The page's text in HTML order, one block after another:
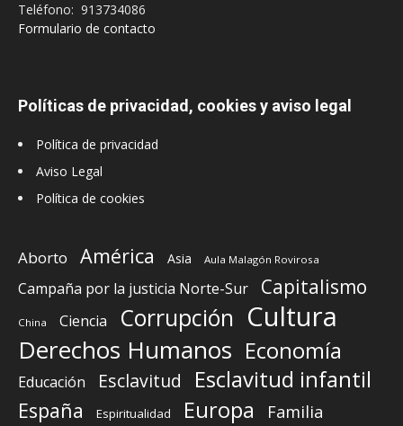
Teléfono: 913734086
Formulario de contacto
Políticas de privacidad, cookies y aviso legal
Política de privacidad
Aviso Legal
Política de cookies
Aborto América Asia Aula Malagón Rovirosa
Campaña por la justicia Norte-Sur Capitalismo
China Ciencia Corrupción Cultura
Derechos Humanos Economía
Educación Esclavitud Esclavitud infantil
España Espiritualidad Europa Familia